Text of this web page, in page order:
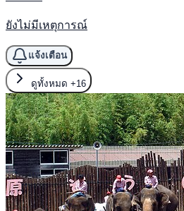
ยังไม่มีเหตุการณ์
แจ้งเตือน
ดูทั้งหมด +16